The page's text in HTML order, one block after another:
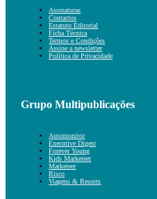
Assinaturas
Contactos
Estatuto Editorial
Ficha Técnica
Termos e Condições
Assine a newsletter
Política de Privacidade
Grupo Multipublicações
Automonitor
Executive Digest
Forever Young
Kids Marketeer
Marketeer
Risco
Viagens & Resorts